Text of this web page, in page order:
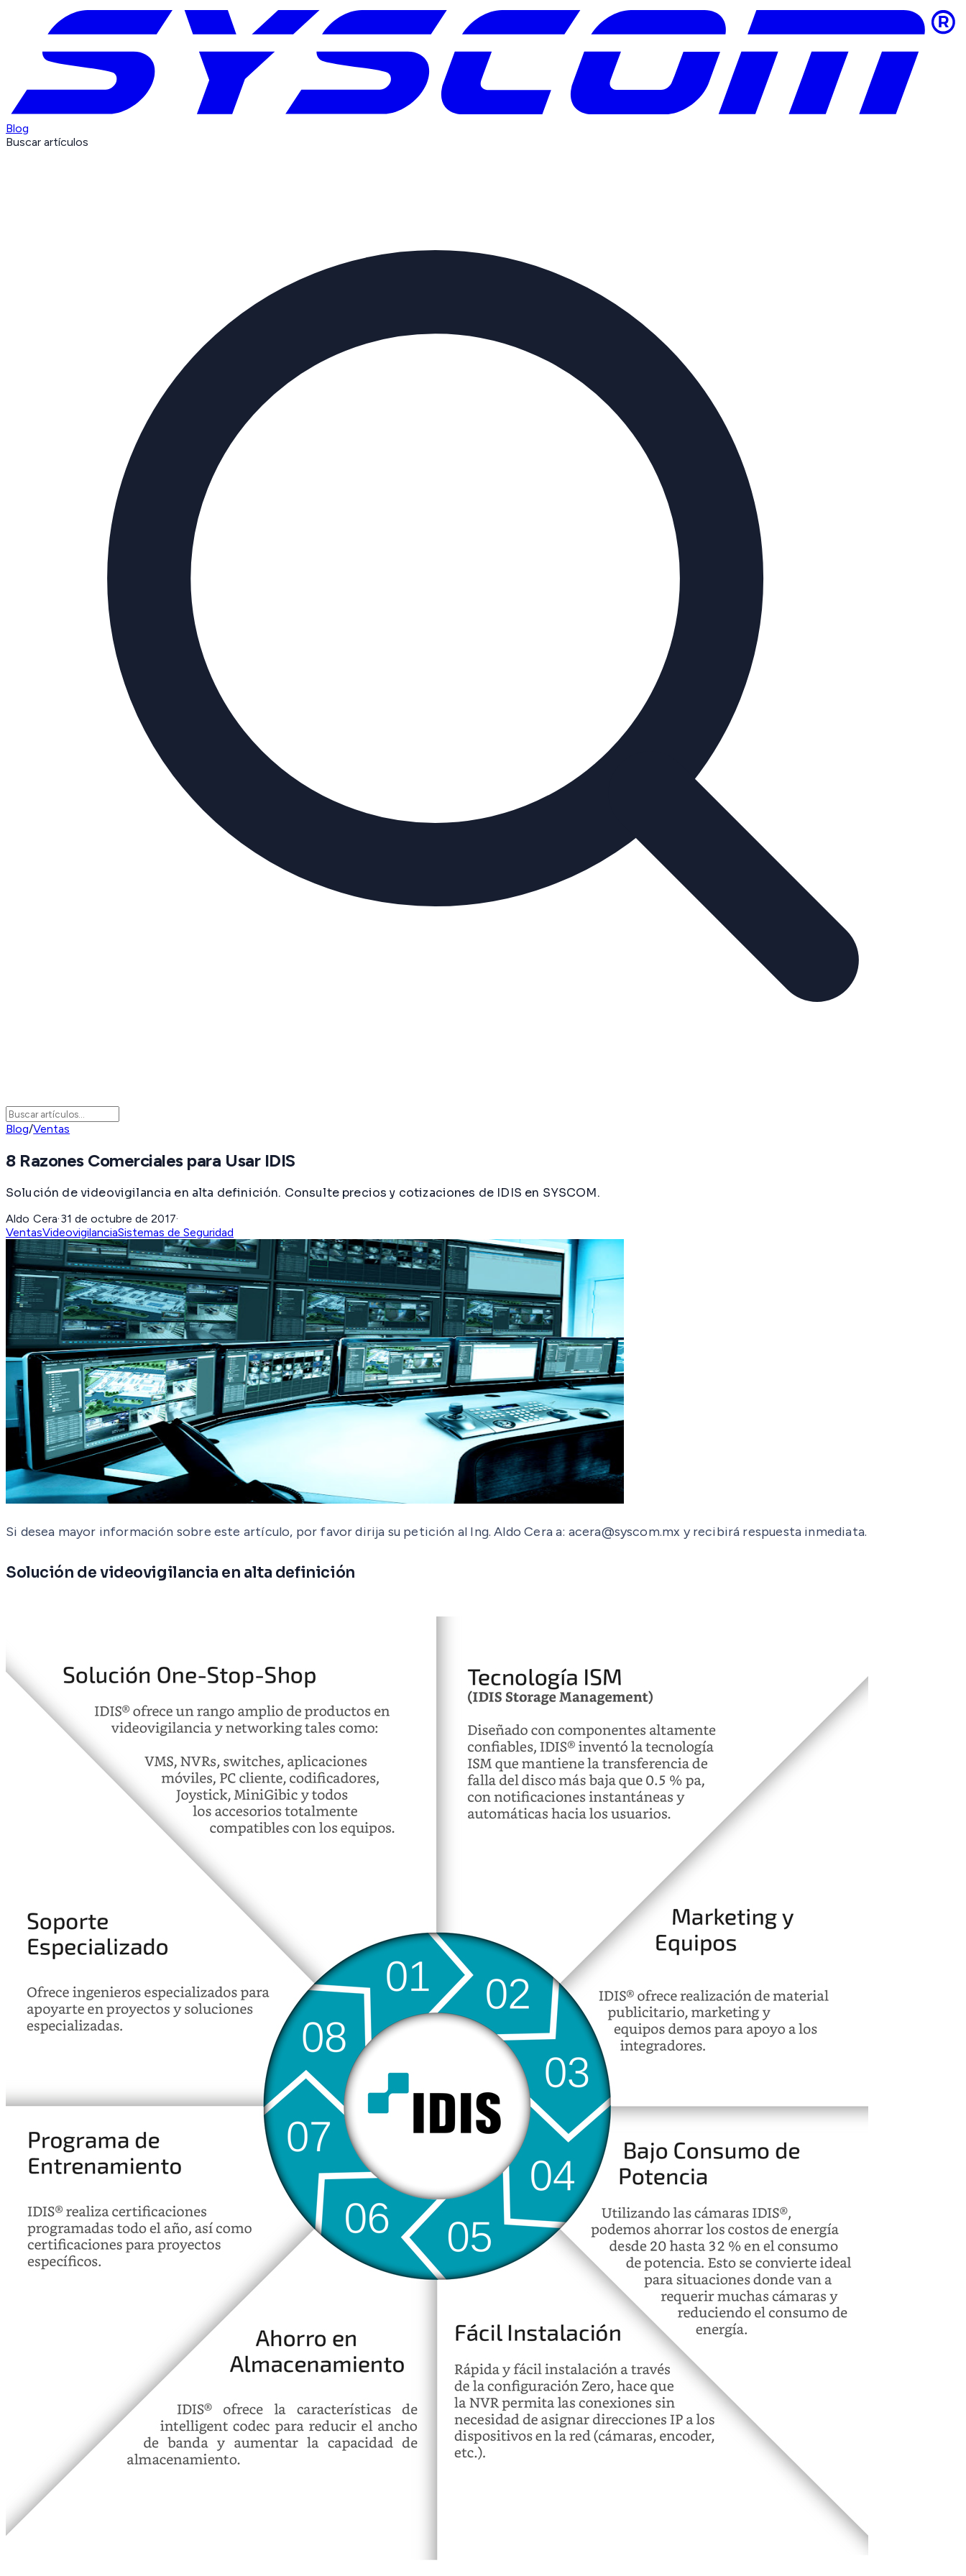
Blog
Buscar artículos
Blog/Ventas
8 Razones Comerciales para Usar IDIS
Solución de videovigilancia en alta definición. Consulte precios y cotizaciones de IDIS en SYSCOM.
Aldo Cera·31 de octubre de 2017·
VentasVideovigilanciaSistemas de Seguridad
Si desea mayor información sobre este artículo, por favor dirija su petición al Ing. Aldo Cera a: acera@syscom.mx y recibirá respuesta inmediata.
Solución de videovigilancia en alta definición